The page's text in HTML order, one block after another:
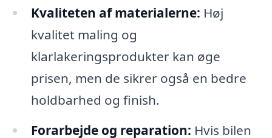
Kvaliteten af materialerne: Høj
kvalitet maling og
klarlakeringsprodukter kan øge
prisen, men de sikrer også en bedre
holdbarhed og finish.
Forarbejde og reparation: Hvis bilen